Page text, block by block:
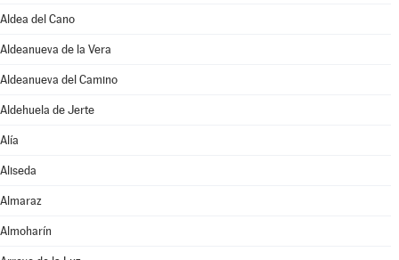
Aldea del Cano
Aldeanueva de la Vera
Aldeanueva del Camino
Aldehuela de Jerte
Alía
Aliseda
Almaraz
Almoharín